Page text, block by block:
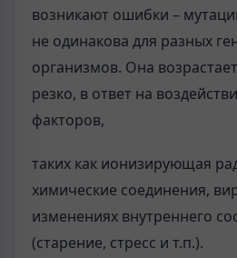
возникают ошибки –
не одинакова для разных
организмов. Она
резко, в ответ на
факторов,
таких как ионизирующая
химические соединения,
изменениях внутреннего
(старение, стресс и т.п.).